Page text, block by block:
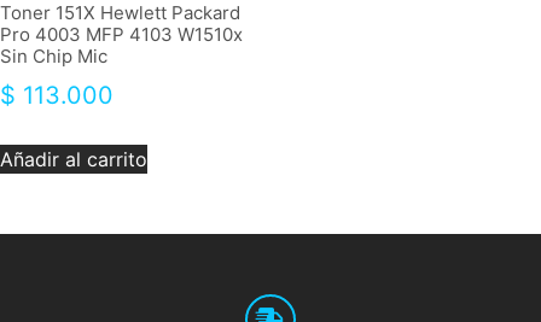
Toner 151X Hewlett Packard
Pro 4003 MFP 4103 W1510x
Sin Chip Mic
$ 113.000
Añadir al carrito